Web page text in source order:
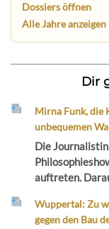
Dossiers öffnen
Alle Jahre anzeigen
Dir
Mirna Funk, die
unbequemen
Die
auftreten.
Wuppertal: Zu
gegen den Bau